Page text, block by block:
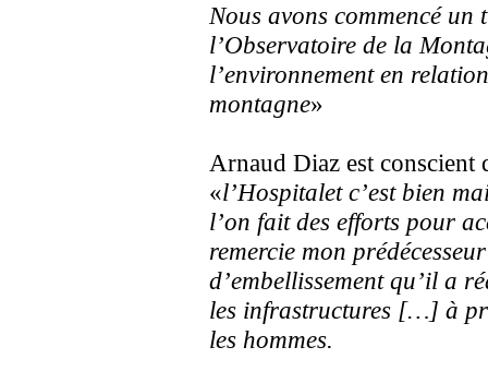
Nous avons commencé
l’Observatoire de la
l’environnement en
montagne»
Arnaud Diaz est conscient
«l’Hospitalet c’est bien
l’on fait des efforts pour
remercie mon
d’embellissement qu’il a
les infrastructures […] à
les hommes.